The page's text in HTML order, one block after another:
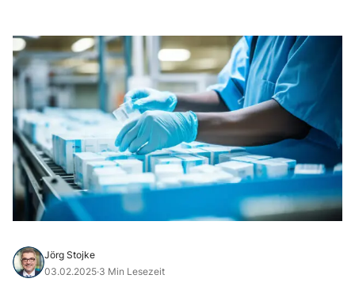
Jörg Stojke
03.02.2025·3 Min Lesezeit